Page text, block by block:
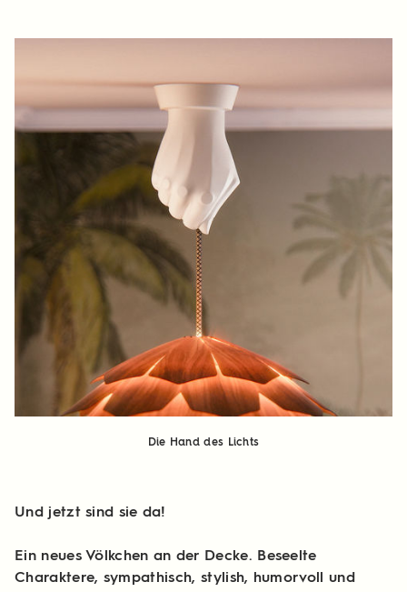
Die Hand des Lichts
Und jetzt sind sie da!
Ein neues Völkchen an der Decke. Beseelte
Charaktere, sympathisch, stylish, humorvoll und